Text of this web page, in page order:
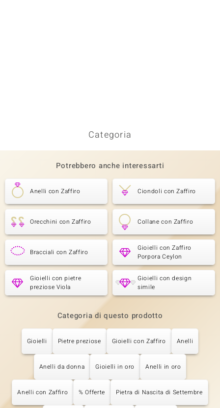
Categoria
Potrebbero anche interessarti
Anelli con Zaffiro Ciondoli con Zaffiro
Orecchini con Zaffiro Collane con Zaffiro
Bracciali con Zaffiro
Gioielli con Zaffiro
Porpora Ceylon
Gioielli con pietre
preziose Viola
Gioielli con design
simile
Categoria di questo prodotto
Gioielli Pietre preziose Gioielli con Zaffiro Anelli
Anelli da donna Gioielli in oro Anelli in oro
Anelli con Zaffiro % Offerte Pietra di Nascita di Settembre